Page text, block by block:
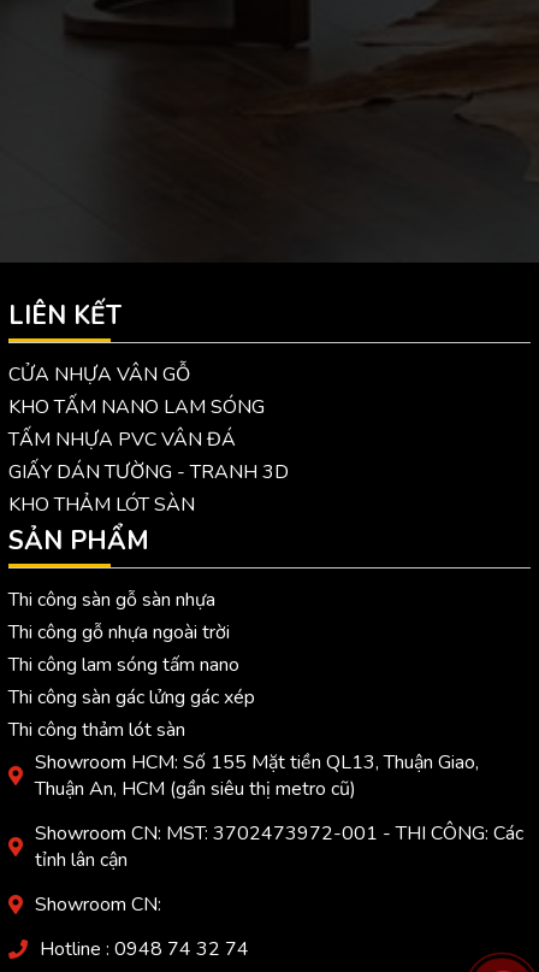
LIÊN KẾT
CỬA NHỰA VÂN GỖ
KHO TẤM NANO LAM SÓNG
TẤM NHỰA PVC VÂN ĐÁ
GIẤY DÁN TƯỜNG - TRANH 3D
KHO THẢM LÓT SÀN
SẢN PHẨM
Thi công sàn gỗ sàn nhựa
Thi công gỗ nhựa ngoài trời
Thi công lam sóng tấm nano
Thi công sàn gác lửng gác xép
Thi công thảm lót sàn
Showroom HCM: Số 155 Mặt tiền QL13, Thuận Giao,
Thuận An, HCM (gần siêu thị metro cũ)
Showroom CN: MST: 3702473972-001 - THI CÔNG: Các
tỉnh lân cận
Showroom CN:
Hotline : 0948 74 32 74